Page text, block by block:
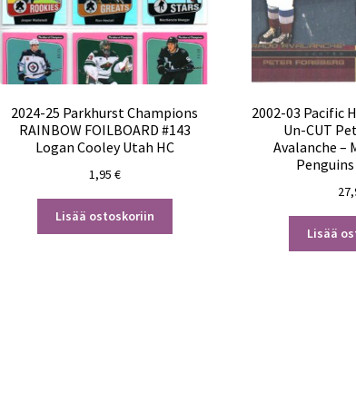
2024-25 Parkhurst Champions
RAINBOW FOILBOARD #143
Logan Cooley Utah HC
1,95 €
Lisää ostoskoriin
2002-03 Pacific
Un-CUT
Avalanche –
Penguins
Lisää